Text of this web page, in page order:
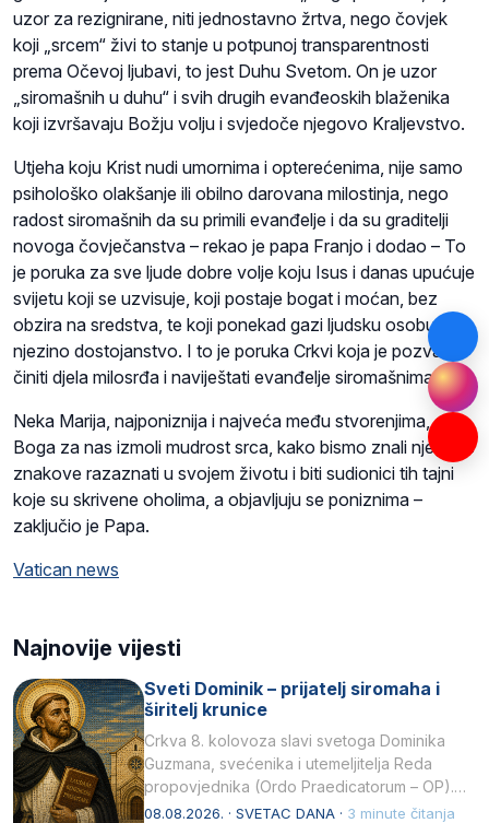
uzor za rezignirane, niti jednostavno žrtva, nego čovjek
koji „srcem“ živi to stanje u potpunoj transparentnosti
prema Očevoj ljubavi, to jest Duhu Svetom. On je uzor
„siromašnih u duhu“ i svih drugih evanđeoskih blaženika
koji izvršavaju Božju volju i svjedoče njegovo Kraljevstvo.
Utjeha koju Krist nudi umornima i opterećenima, nije samo
psihološko olakšanje ili obilno darovana milostinja, nego
radost siromašnih da su primili evanđelje i da su graditelji
novoga čovječanstva – rekao je papa Franjo i dodao – To
je poruka za sve ljude dobre volje koju Isus i danas upućuje
svijetu koji se uzvisuje, koji postaje bogat i moćan, bez
obzira na sredstva, te koji ponekad gazi ljudsku osobu i
njezino dostojanstvo. I to je poruka Crkvi koja je pozvana
činiti djela milosrđa i naviještati evanđelje siromašnima.
Neka Marija, najponiznija i najveća među stvorenjima, od
Boga za nas izmoli mudrost srca, kako bismo znali njegove
znakove razaznati u svojem životu i biti sudionici tih tajni
koje su skrivene oholima, a objavljuju se poniznima –
zaključio je Papa.
Vatican news
Najnovije vijesti
Sveti Dominik – prijatelj siromaha i
širitelj krunice
Crkva 8. kolovoza slavi svetoga Dominika
Guzmana, svećenika i utemeljitelja Reda
propovjednika (Ordo Praedicatorum – OP).
Svojim životom, dubokom ljubavlju prema
08.08.2026. · SVETAC DANA · 3 minute čitanja